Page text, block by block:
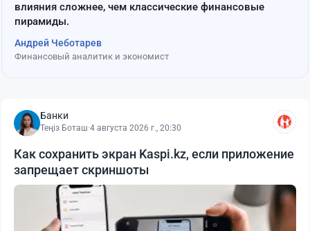
влияния сложнее, чем классические финансовые
пирамиды.
Андрей Чеботарев
Финансовый аналитик и экономист
Банки
Теңіз Боташ·4 августа 2026 г., 20:30
Как сохранить экран Kaspi.kz, если приложение
запрещает скриншоты